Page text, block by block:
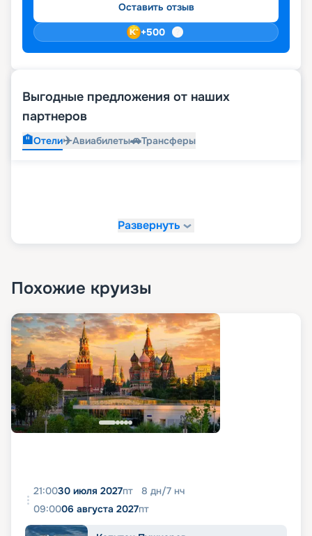
Оставить отзыв
+500
Выгодные предложения от наших
партнеров
🏨Отели✈️Авиабилеты🚗Трансферы
Развернуть
Похожие круизы
21:0030 июля 2027пт 8 дн/7 нч
09:0006 августа 2027пт